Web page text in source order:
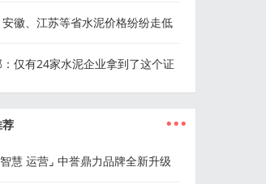
徽、江苏等省水泥价格纷纷走低
仅有24家水泥企业拿到了这个证
...
慧 运营⌟ 中誉鼎力品牌全新升级